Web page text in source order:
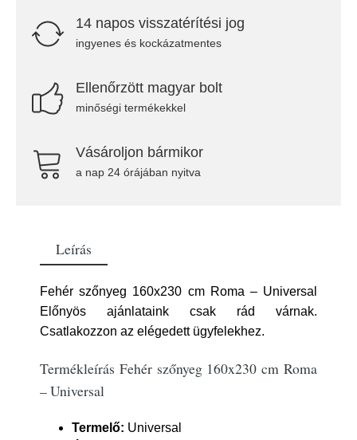
14 napos visszatérítési jog
ingyenes és kockázatmentes
Ellenőrzött magyar bolt
minőségi termékekkel
Vásároljon bármikor
a nap 24 órájában nyitva
Leírás
Fehér szőnyeg 160x230 cm Roma – Universal
Előnyös ajánlataink csak rád várnak.
Csatlakozzon az elégedett ügyfelekhez.
Termékleírás Fehér szőnyeg 160x230 cm Roma
– Universal
Termelő: Universal